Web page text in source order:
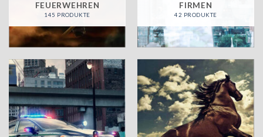
FEUERWEHREN
145 PRODUKTE
FIRMEN
42 PRODUKTE